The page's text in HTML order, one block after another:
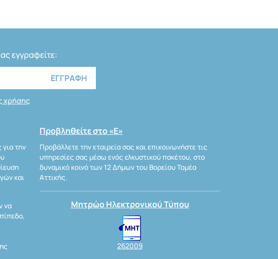
εγγραφείτε:
χρήσης
την
και
να
Προβληθείτε στο «Ε»
Προβάλλετε την εταιρεία σας και επικοινωνήστε τις
υπηρεσίες σας μέσω ενός ελκυστικού πακέτου, στο
δυναμικό κοινό των 12 Δήμων του Βορείου Τομέα
Αττικής.
Μητρώο Ηλεκτρονικού Τύπου
262009